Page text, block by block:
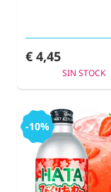
€ 4,45
SIN STOCK
-10%